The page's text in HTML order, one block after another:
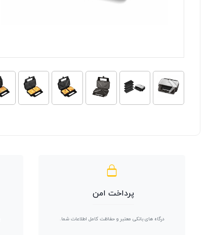
پرداخت امن
درگاه های بانکی معتبر و حفاظت کامل اطلاعات شما.